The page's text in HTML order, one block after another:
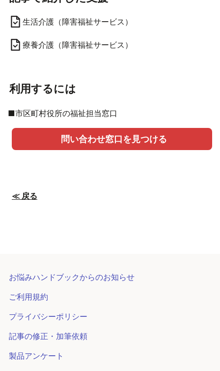
生活介護（障害福祉サービス）
療養介護（障害福祉サービス）
利用するには
■市区町村役所の福祉担当窓口
問い合わせ窓口を見つける
≪ 戻る
お悩みハンドブックからのお知らせ
ご利用規約
プライバシーポリシー
記事の修正・加筆依頼
製品アンケート